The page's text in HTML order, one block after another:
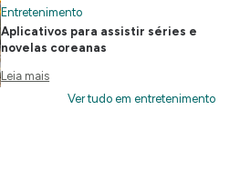
Entretenimento
Aplicativos para assistir séries e
novelas coreanas
Leia mais
Ver tudo em entretenimento